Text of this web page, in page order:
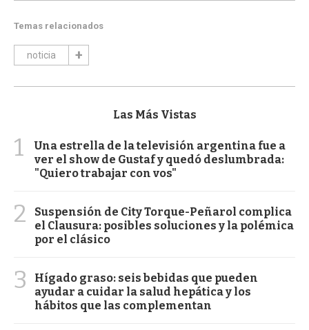
Temas relacionados
noticia
Las Más Vistas
1
Una estrella de la televisión argentina fue a
ver el show de Gustaf y quedó deslumbrada:
"Quiero trabajar con vos"
2
Suspensión de City Torque-Peñarol complica
el Clausura: posibles soluciones y la polémica
por el clásico
3
Hígado graso: seis bebidas que pueden
ayudar a cuidar la salud hepática y los
hábitos que las complementan